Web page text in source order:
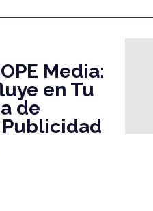
Media:
en Tu
de
Publicidad